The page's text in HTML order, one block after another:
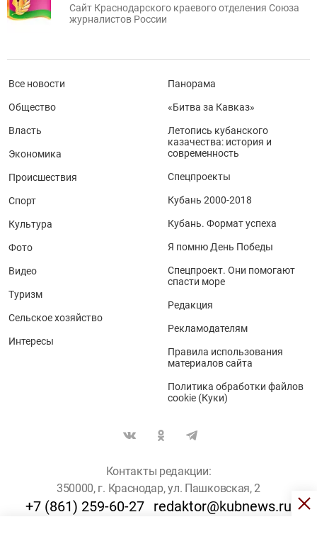
Сайт Краснодарского краевого отделения Союза
журналистов России
Все новости
Общество
Власть
Экономика
Происшествия
Спорт
Культура
Фото
Видео
Туризм
Сельское хозяйство
Интересы
Панорама
«Битва за Кавказ»
Летопись кубанского
казачества: история и
современность
Спецпроекты
Кубань 2000-2018
Кубань. Формат успеха
Я помню День Победы
Спецпроект. Они помогают
спасти море
Редакция
Рекламодателям
Правила использования
материалов сайта
Политика обработки файлов
cookie (Куки)
Контакты редакции:
350000, г. Краснодар, ул. Пашковская, 2
+7 (861) 259-60-27 redaktor@kubnews.ru